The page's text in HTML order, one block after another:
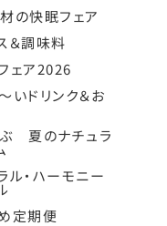
の快眠フェア
＆調味料
ェア2026
いドリンク＆お
夏のナチュラ
ル・ハーモニー
定期便